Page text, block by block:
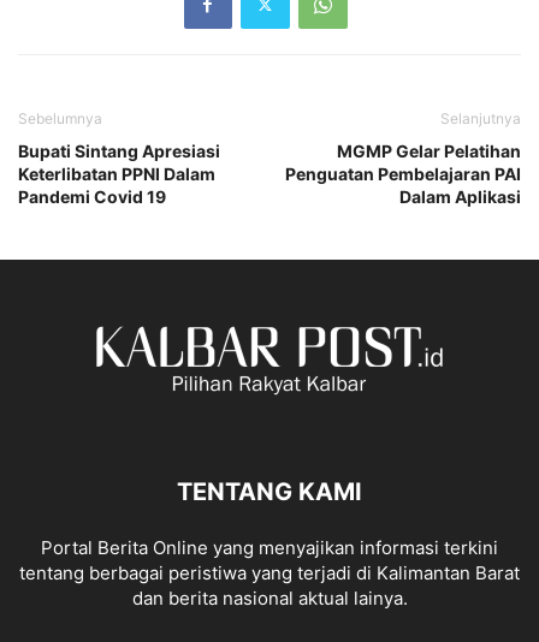
Sebelumnya
Bupati Sintang Apresiasi
Keterlibatan PPNI Dalam
Pandemi Covid 19
Selanjutnya
MGMP Gelar Pelatihan
Penguatan Pembelajaran PAI
Dalam Aplikasi
TENTANG KAMI
Portal Berita Online yang menyajikan informasi terkini
tentang berbagai peristiwa yang terjadi di Kalimantan Barat
dan berita nasional aktual lainya.